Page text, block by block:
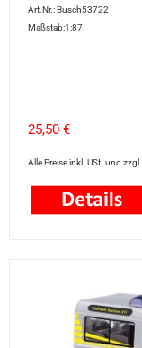
Art.Nr.: Busch53722
Maßstab:1:87
25,50 €
Alle Preise inkl. USt. und zzgl.